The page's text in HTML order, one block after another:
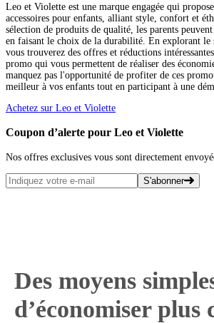
Leo et Violette est une marque engagée qui
accessoires pour enfants, alliant style, confort et
sélection de produits de qualité, les parents
en faisant le choix de la durabilité. En explorant le
vous trouverez des offres et réductions
promo qui vous permettent de réaliser des
manquez pas l'opportunité de profiter de ces
meilleur à vos enfants tout en participant à une
Achetez sur Leo et Violette
Coupon d’alerte pour Leo et Violette
Nos offres exclusives vous sont directement
S'abonner
Des moyens
d’économiser plus